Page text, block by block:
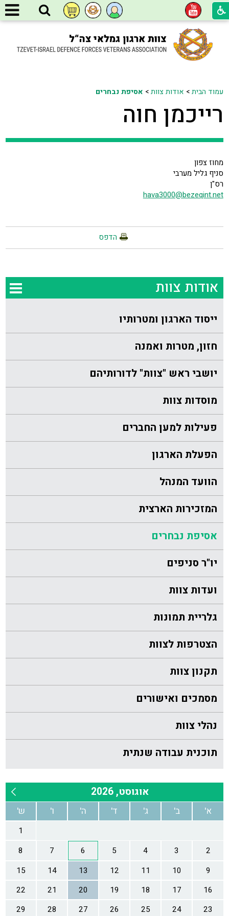
עמוד הבית> אודות צוות> אסיפת נבחרים
רייכמן חוה
מחוז צפון
סניף גליל מערבי
רס"ן
hava3000@bezeqint.net
הדפס
אודות צוות
ייסוד הארגון ומטרותיו
חזון, מטרות ואמנה
יושבי ראש "צוות" לדורותיהם
מוסדות צוות
פעילות למען החברים
הפעלת הארגון
הוועד המנהל
המזכירות הארצית
אסיפת נבחרים
יו"ר סניפים
ועדות צוות
גלריית תמונות
הצטרפות לצוות
תקנון צוות
מסמכים ואישורים
נהלי צוות
תוכנית עבודה שנתית